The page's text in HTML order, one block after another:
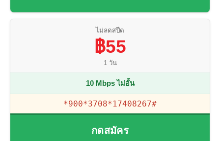
ไม่ลดสปีด
฿55
1 วัน
10 Mbps ไม่อั้น
*900*3708*17408267#
กดสมัคร